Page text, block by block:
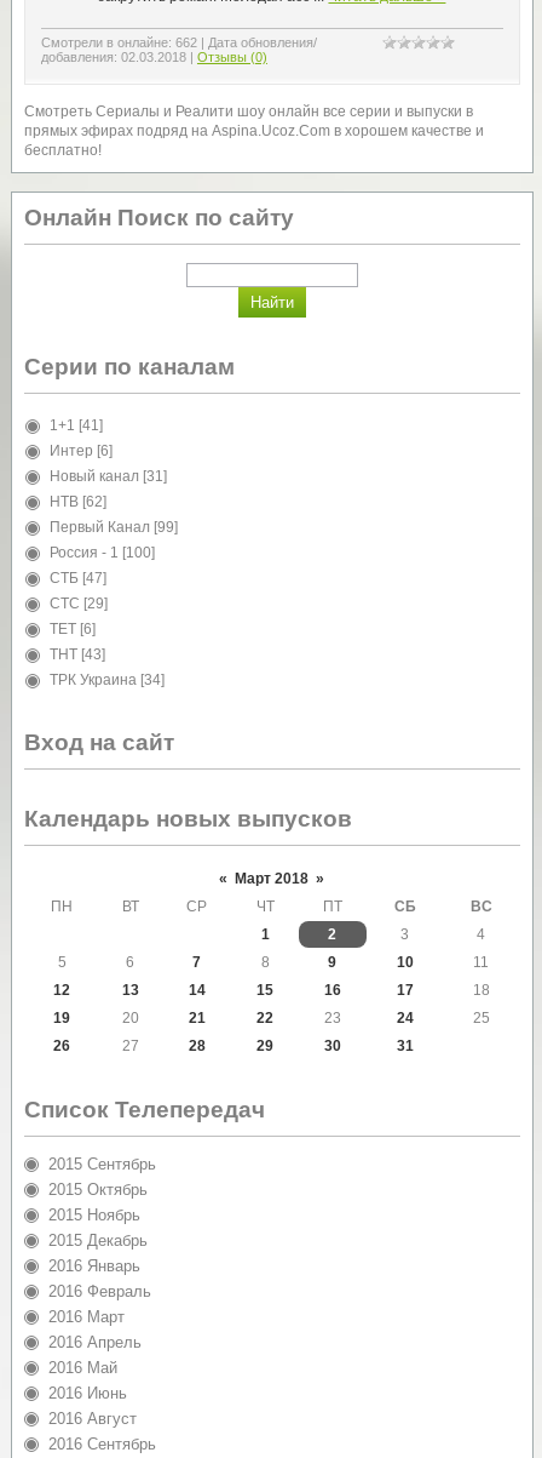
Смотрели в онлайне: 662| Дата обновления/
добавления: 02.03.2018 | Отзывы (0)
Смотреть Сериалы и Реалити шоу онлайн все серии и выпуски в
прямых эфирах подряд на Aspina.Ucoz.Com в хорошем качестве и
бесплатно!
Онлайн Поиск по сайту
Серии по каналам
1+1 [41]
Интер [6]
Новый канал [31]
НТВ [62]
Первый Канал [99]
Россия - 1 [100]
СТБ [47]
СТС [29]
ТЕТ [6]
ТНТ [43]
ТРК Украина [34]
Вход на сайт
Календарь новых выпусков
« Март 2018 »
ПН
ВТ СР ЧТ ПТ СБ
ВС
1
2 3
4
5
6 7 8 9 10
11
12
13 14 15 16 17
18
19
20 21 22 23 24
25
26
27 28 29 30 31
Список Телепередач
2015 Сентябрь
2015 Октябрь
2015 Ноябрь
2015 Декабрь
2016 Январь
2016 Февраль
2016 Март
2016 Апрель
2016 Май
2016 Июнь
2016 Август
2016 Сентябрь